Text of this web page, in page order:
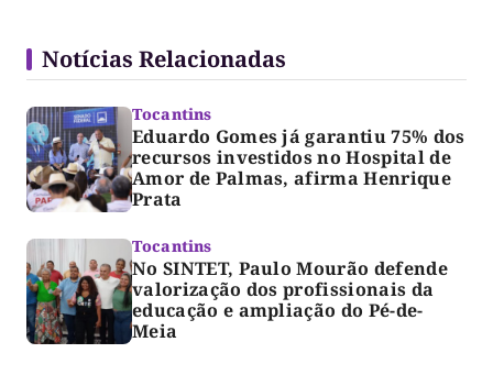
Notícias Relacionadas
Tocantins
Eduardo Gomes já garantiu 75% dos
recursos investidos no Hospital de
Amor de Palmas, afirma Henrique
Prata
Tocantins
No SINTET, Paulo Mourão defende
valorização dos profissionais da
educação e ampliação do Pé-de-
Meia